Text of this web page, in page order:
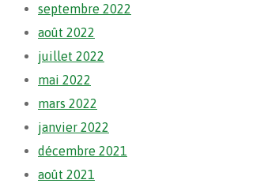
septembre 2022
août 2022
juillet 2022
mai 2022
mars 2022
janvier 2022
décembre 2021
août 2021